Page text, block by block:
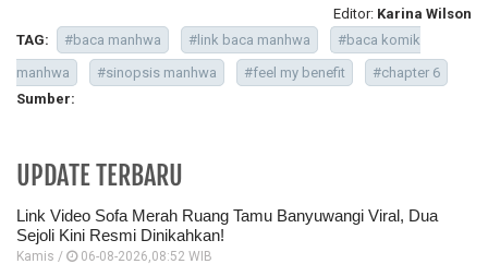
Editor: Karina Wilson
TAG:
#baca manhwa #link baca manhwa
#baca komik
manhwa
#sinopsis manhwa #feel my benefit
#chapter 6
Sumber:
UPDATE TERBARU
Link Video Sofa Merah Ruang Tamu Banyuwangi Viral, Dua
Sejoli Kini Resmi Dinikahkan!
Kamis / 06-08-2026,08:52 WIB